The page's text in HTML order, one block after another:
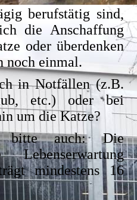
berufstätig sind,
die Anschaffung
oder überdenken
noch einmal.
in Notfällen (z.B.
etc.) oder bei
um die Katze?
bitte auch: Die
Lebenserwartung
mindestens 16